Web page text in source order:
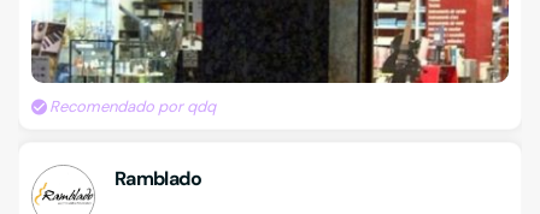
Recomendado por qdq
Ramblado